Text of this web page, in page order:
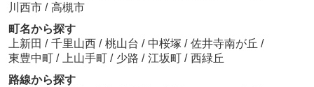
川西市 / 高槻市
町名から探す
上新田 / 千里山西 / 桃山台 / 中桜塚 / 佐井寺南が丘 /
東豊中町 / 上山手町 / 少路 / 江坂町 / 西緑丘
路線から探す